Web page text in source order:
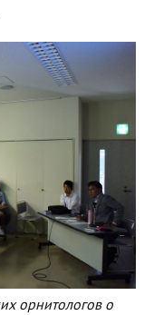
орнитологов о